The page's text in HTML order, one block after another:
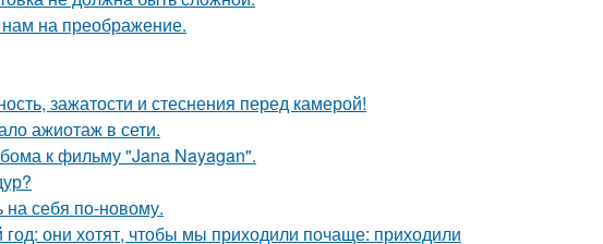
на преображение.
зажатости и стеснения перед камерой!
ажиотаж в сети.
к фильму "Jana Nayagan".
на себя по-новому.
они хотят, чтобы мы приходили почаще: приходили